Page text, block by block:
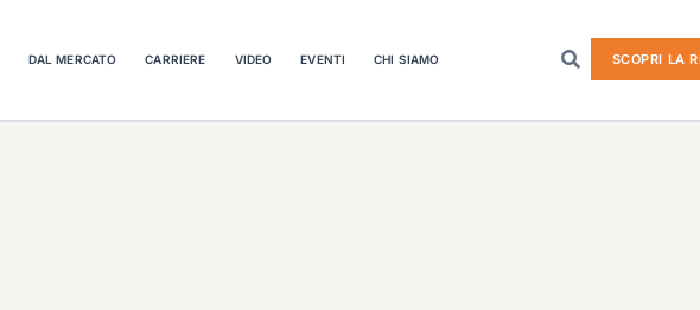
DAL MERCATO CARRIERE VIDEO EVENTI CHI SIAMO SCOPRI LA